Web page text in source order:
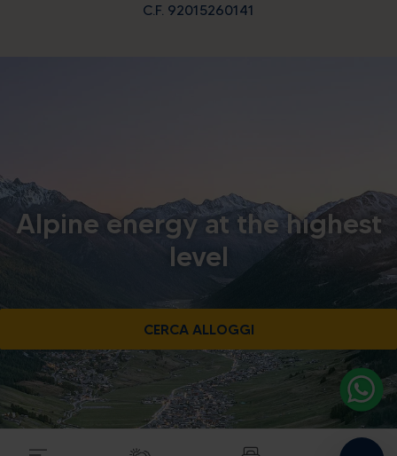
C.F. 92015260141
Alpine energy at the highest
level
CERCA ALLOGGI